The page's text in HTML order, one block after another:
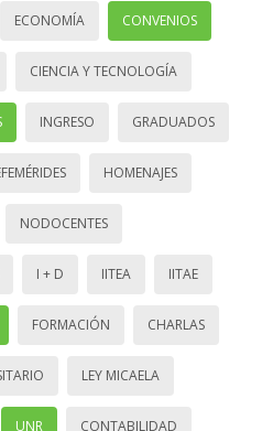
ECONOMÍA CONVENIOS
CIENCIA Y TECNOLOGÍA
INGRESO GRADUADOS
HOMENAJES
NODOCENTES
I + D IITEA IITAE
FORMACIÓN CHARLAS
LEY MICAELA
UNR CONTABILIDAD